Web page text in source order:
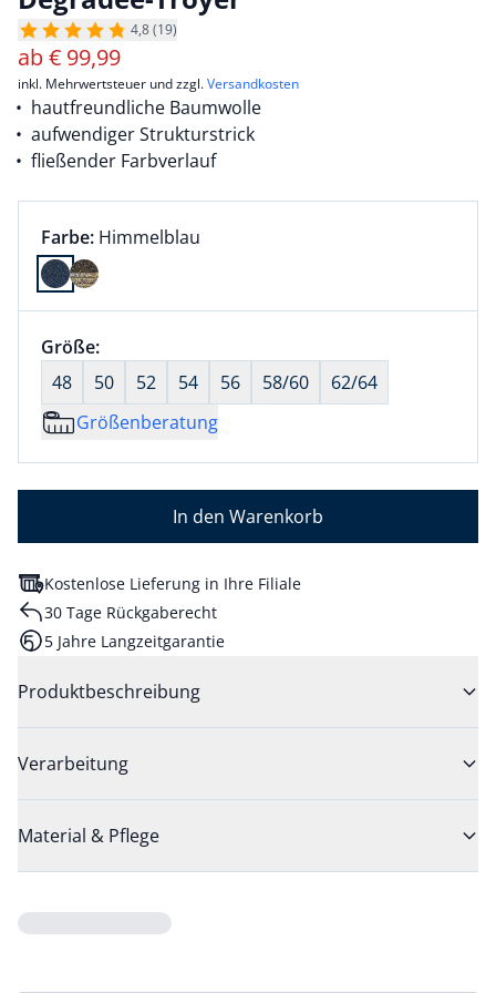
4,8 (19)
ab€ 99,99
inkl. Mehrwertsteuer und zzgl.Versandkosten
hautfreundliche Baumwolle
aufwendiger Strukturstrick
fließender Farbverlauf
Farbauswahl:
Farbe: aktuell ausgewählt:
Himmelblau
Farbe Himmelblau ausgewählt
Größenauswahl:
Größe:nichts ausgewählt
48
50 52 54 56 58/60
62/64
Größenberatung
In den Warenkorb
Kostenlose Lieferung in Ihre Filiale
30 Tage Rückgaberecht
5 Jahre Langzeitgarantie
Produktbeschreibung
Verarbeitung
Material & Pflege